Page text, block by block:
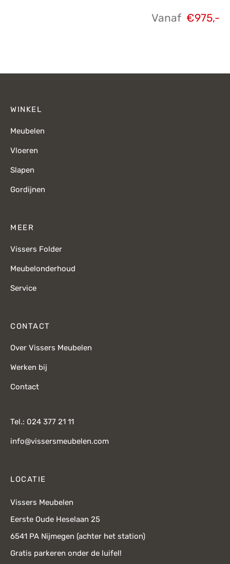
Vanaf €975,-
WINKEL
Meubelen
Vloeren
Slapen
Gordijnen
MEER
Vissers Folder
Meubelonderhoud
Service
CONTACT
Over Vissers Meubelen
Werken bij
Contact
Tel.: 024 377 21 11
info@vissersmeubelen.com
LOCATIE
Vissers Meubelen
Eerste Oude Heselaan 25
6541 PA Nijmegen (achter het station)
Gratis parkeren onder de luifel!